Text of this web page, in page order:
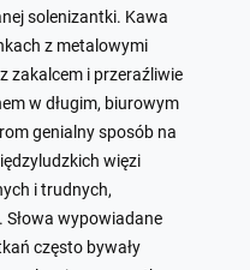
solenizantki. Kawa
z metalowymi
zakalcem i przeraźliwie
w długim, biurowym
genialny sposób na
więzi
i trudnych,
wypowiadane
często bywały